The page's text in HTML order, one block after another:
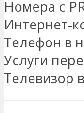
Номера с
Интернет-
Телефон в
Услуги
Телевизор